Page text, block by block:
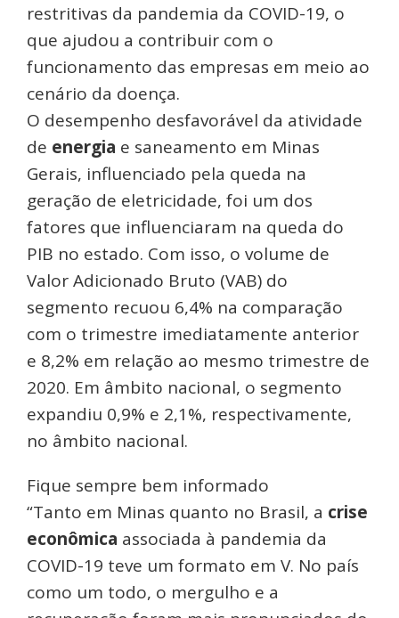
restritivas da pandemia da COVID-19, o
que ajudou a contribuir com o
funcionamento das empresas em meio ao
cenário da doença.
O desempenho desfavorável da atividade
de energia e saneamento em Minas
Gerais, influenciado pela queda na
geração de eletricidade, foi um dos
fatores que influenciaram na queda do
PIB no estado. Com isso, o volume de
Valor Adicionado Bruto (VAB) do
segmento recuou 6,4% na comparação
com o trimestre imediatamente anterior
e 8,2% em relação ao mesmo trimestre de
2020. Em âmbito nacional, o segmento
expandiu 0,9% e 2,1%, respectivamente,
no âmbito nacional.
Fique sempre bem informado
“Tanto em Minas quanto no Brasil, a crise
econômica associada à pandemia da
COVID-19 teve um formato em V. No país
como um todo, o mergulho e a